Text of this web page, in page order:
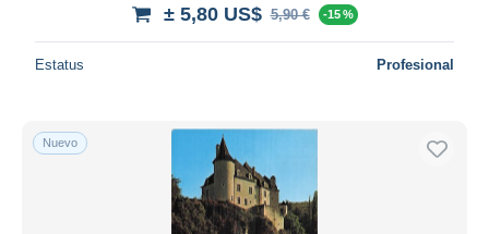
± 5,80 US$ 5,90 € -15 %
Estatus Profesional
Nuevo